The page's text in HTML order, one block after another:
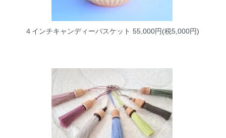
４インチキャンディーバスケット 55,000円(税5,000円)